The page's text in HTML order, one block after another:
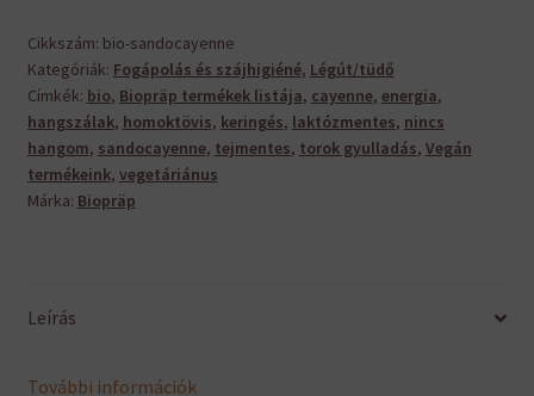
Cikkszám: bio-sandocayenne
Kategóriák: Fogápolás és szájhigiéné, Légút/tüdő
Címkék: bio, Biopräp termékek listája, cayenne, energia,
hangszálak, homoktövis, keringés, laktózmentes, nincs
hangom, sandocayenne, tejmentes, torok gyulladás, Vegán
termékeink, vegetáriánus
Márka: Biopräp
Leírás
További információk